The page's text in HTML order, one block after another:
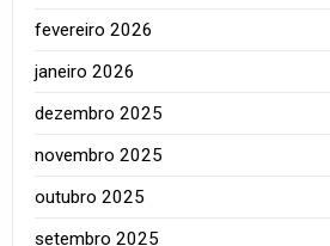
fevereiro 2026
janeiro 2026
dezembro 2025
novembro 2025
outubro 2025
setembro 2025